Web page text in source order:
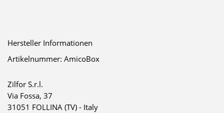
Hersteller Informationen
Artikelnummer: AmicoBox
Zilfor S.r.l.
Via Fossa, 37
31051 FOLLINA (TV) - Italy